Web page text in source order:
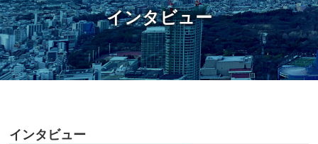
インタビュー
インタビュー